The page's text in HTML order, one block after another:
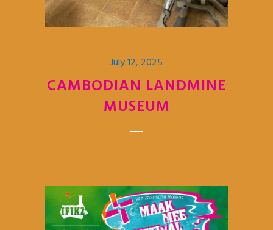
July 12, 2025
CAMBODIAN LANDMINE
MUSEUM